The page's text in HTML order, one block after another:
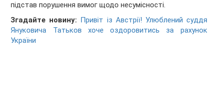
підстав порушення вимог щодо несумісності.
Згадайте новину: Привіт із Австрії! Улюблений суддя
Януковича Татьков хоче оздоровитись за рахунок
України